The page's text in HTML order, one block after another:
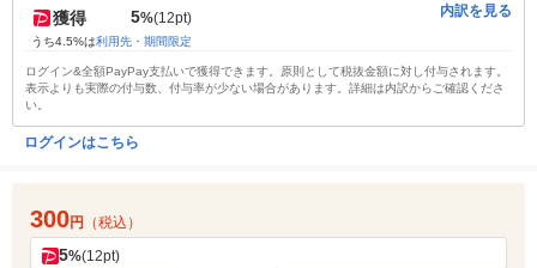
獲得 5%(12pt)
うち4.5%は利用先・期間限定
内訳を見る
ログイン&全額PayPay支払いで獲得できます。原則として税抜金額に対し付与されます。
表示よりも実際の付与数、付与率が少ない場合があります。詳細は内訳からご確認くださ
い。
ログインはこちら
300円 （税込）
5%(12pt)